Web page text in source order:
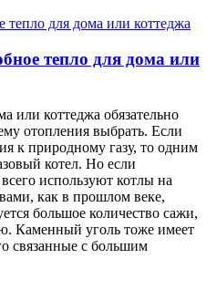
тепло для дома или
или коттеджа обязательно
отопления выбрать. Если
к природному газу, то одним
котел. Но если
используют котлы на
как в прошлом веке,
большое количество сажи,
Каменный уголь тоже имеет
связанные с большим